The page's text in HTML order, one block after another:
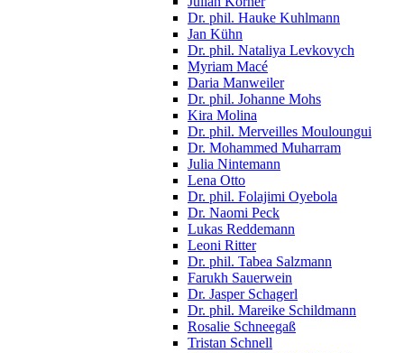
Dr. phil. Hauke Kuhlmann
Jan Kühn
Dr. phil. Nataliya Levkovych
Myriam Macé
Daria Manweiler
Dr. phil. Johanne Mohs
Kira Molina
Dr. phil. Merveilles Mouloungui
Dr. Mohammed Muharram
Julia Nintemann
Lena Otto
Dr. phil. Folajimi Oyebola
Dr. Naomi Peck
Lukas Reddemann
Leoni Ritter
Dr. phil. Tabea Salzmann
Farukh Sauerwein
Dr. Jasper Schagerl
Dr. phil. Mareike Schildmann
Rosalie Schneegaß
Tristan Schnell